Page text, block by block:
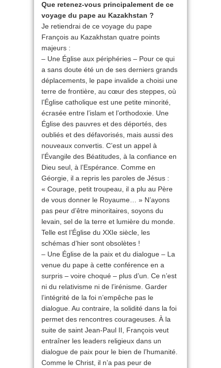
Que retenez-vous principalement de ce
voyage du pape au Kazakhstan ?
Je retiendrai de ce voyage du pape
François au Kazakhstan quatre points
majeurs :
– Une Église aux périphéries – Pour ce qui
a sans doute été un de ses derniers grands
déplacements, le pape invalide a choisi une
terre de frontière, au cœur des steppes, où
l’Église catholique est une petite minorité,
écrasée entre l’islam et l’orthodoxie. Une
Église des pauvres et des déportés, des
oubliés et des défavorisés, mais aussi des
nouveaux convertis. C’est un appel à
l’Évangile des Béatitudes, à la confiance en
Dieu seul, à l’Espérance. Comme en
Géorgie, il a repris les paroles de Jésus :
« Courage, petit troupeau, il a plu au Père
de vous donner le Royaume… » N’ayons
pas peur d’être minoritaires, soyons du
levain, sel de la terre et lumière du monde.
Telle est l’Église du XXIe siècle, les
schémas d’hier sont obsolètes !
– Une Église de la paix et du dialogue – La
venue du pape à cette conférence en a
surpris – voire choqué – plus d’un. Ce n’est
ni du relativisme ni de l’irénisme. Garder
l’intégrité de la foi n’empêche pas le
dialogue. Au contraire, la solidité dans la foi
permet des rencontres courageuses. À la
suite de saint Jean-Paul II, François veut
entraîner les leaders religieux dans un
dialogue de paix pour le bien de l’humanité.
Comme le Christ, il n’a pas peur de